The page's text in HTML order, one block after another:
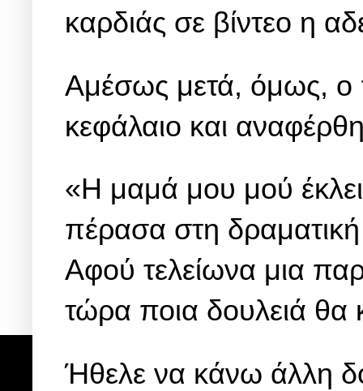
καρδιάς σε βίντεο η
Αμέσως μετά, όμως, ο
κεφάλαιο και
«Η μαμά μου μού
πέρασα στη
Αφού τελείωνα μια
τώρα ποια δουλειά θα
Ήθελε να κάνω άλλη